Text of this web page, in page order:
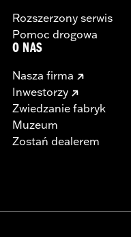
Rozszerzony serwis
Pomoc drogowa
O NAS
Nasza firma
Inwestorzy
Zwiedzanie fabryk
Muzeum
Zostań dealerem